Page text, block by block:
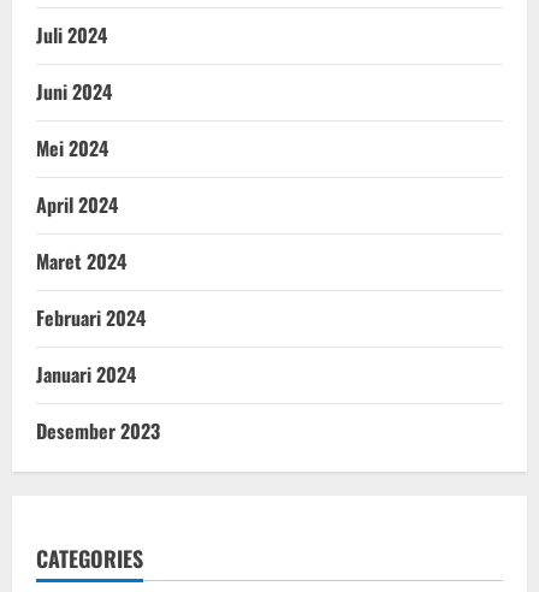
Juli 2024
Juni 2024
Mei 2024
April 2024
Maret 2024
Februari 2024
Januari 2024
Desember 2023
CATEGORIES